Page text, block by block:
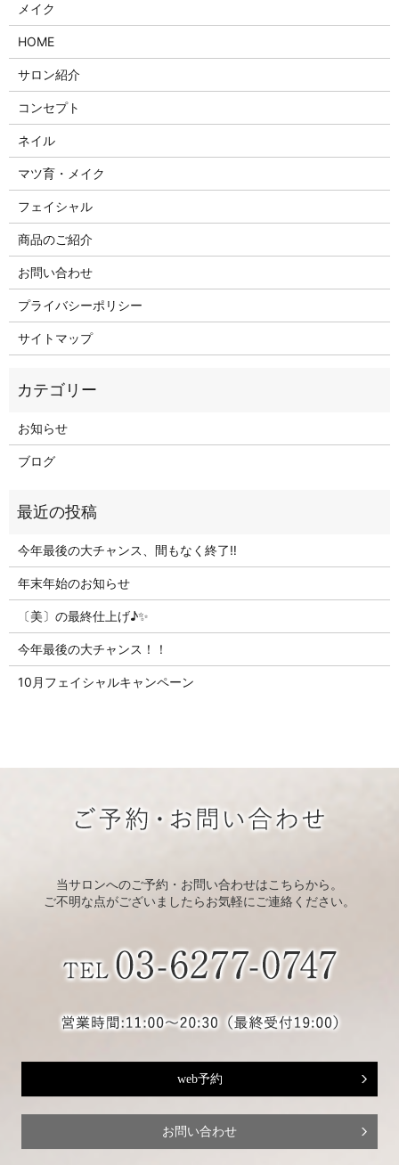
メイク
HOME
サロン紹介
コンセプト
ネイル
マツ育・メイク
フェイシャル
商品のご紹介
お問い合わせ
プライバシーポリシー
サイトマップ
お知らせ
ブログ
今年最後の大チャンス、間もなく終了‼
年末年始のお知らせ
〔美〕の最終仕上げ♪✨
今年最後の大チャンス！！
10月フェイシャルキャンペーン
当サロンへのご予約・お問い合わせはこちらから。
ご不明な点がございましたらお気軽にご連絡ください。
web予約
お問い合わせ